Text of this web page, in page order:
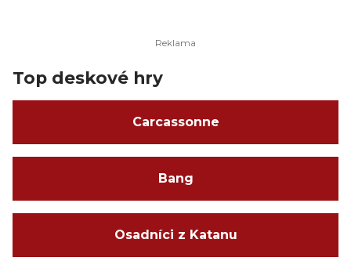
Top deskové hry
Carcassonne
Bang
Osadníci z Katanu